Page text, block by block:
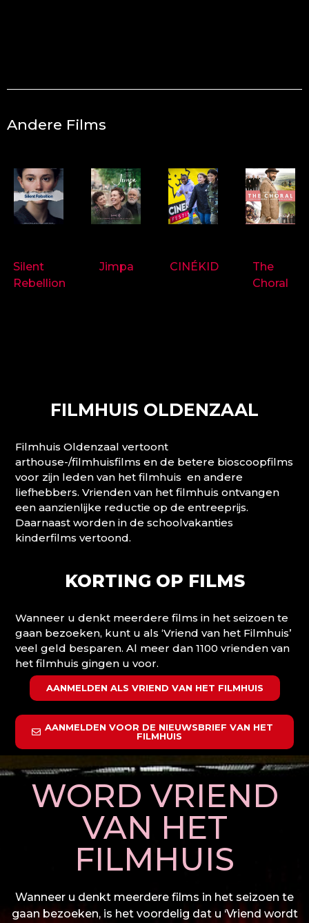
Andere Films
Silent
Rebellion
Jimpa CINÉKID
The
Choral
FILMHUIS OLDENZAAL
Filmhuis Oldenzaal vertoont
arthouse-/filmhuisfilms en de betere bioscoopfilms
voor zijn leden van het filmhuis en andere
liefhebbers. Vrienden van het filmhuis ontvangen
een aanzienlijke reductie op de entreeprijs.
Daarnaast worden in de schoolvakanties
kinderfilms vertoond.
KORTING OP FILMS
Wanneer u denkt meerdere films in het seizoen te
gaan bezoeken, kunt u als ‘Vriend van het Filmhuis’
veel geld besparen. Al meer dan 1100 vrienden van
het filmhuis gingen u voor.
AANMELDEN ALS VRIEND VAN HET FILMHUIS
AANMELDEN VOOR DE NIEUWSBRIEF VAN HET
FILMHUIS
WORD VRIEND
VAN HET
FILMHUIS
Wanneer u denkt meerdere films in het seizoen te
gaan bezoeken, is het voordelig dat u ‘Vriend wordt